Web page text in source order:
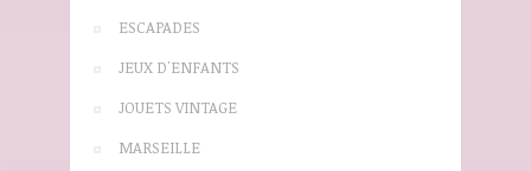
ESCAPADES
JEUX D'ENFANTS
JOUETS VINTAGE
MARSEILLE